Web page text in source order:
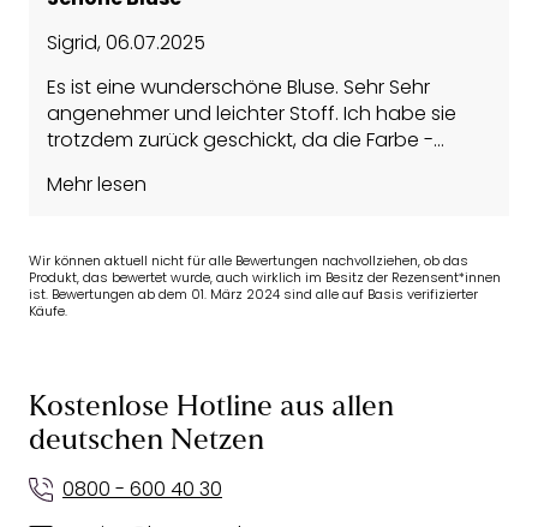
Sigrid,06.07.2025
Es ist eine wunderschöne Bluse. Sehr Sehr
angenehmer und leichter Stoff. Ich habe sie
trotzdem zurück geschickt, da die Farbe -
ist eher ein Altrosa und wirkt trübe.
Mehr lesen
Wir können aktuell nicht für alle Bewertungen nachvollziehen, ob das
Produkt, das bewertet wurde, auch wirklich im Besitz der Rezensent*innen
ist. Bewertungen ab dem 01. März 2024 sind alle auf Basis verifizierter
Käufe.
Kostenlose Hotline aus allen
deutschen Netzen
0800 - 600 40 30